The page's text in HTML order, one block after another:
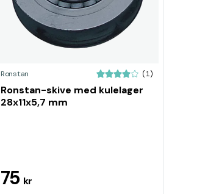
Ronstan (1)
Ronstan-skive med kulelager
28x11x5,7 mm
75 kr